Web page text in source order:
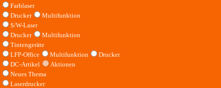
Farblaser
Drucker
Multifunktion
S/W-Laser
Drucker
Multifunktion
Tintengeräte
LFP-Office
Multifunktion
Drucker
DC-Artikel
Aktionen
Neues Thema
Laserdrucker